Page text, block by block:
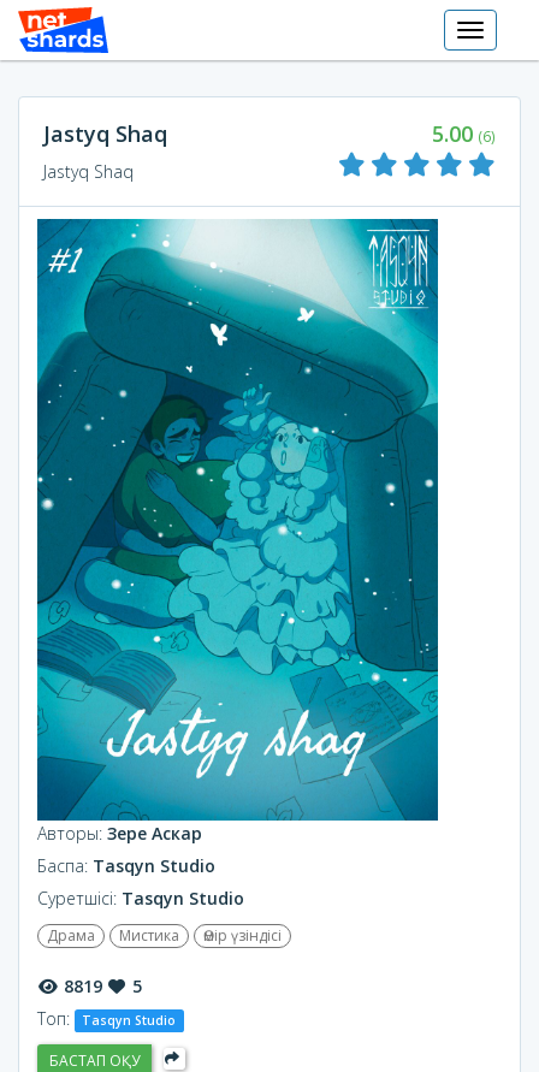
Toggle
Jastyq Shaq
Jastyq Shaq
5.00 (6)
Авторы: Зере Аскар
Баспа: Tasqyn Studio
Суретшісі: Tasqyn Studio
Драма Мистика Өмір үзіндісі
8819
5
Топ:
Tasqyn Studio
БАСТАП ОҚУ